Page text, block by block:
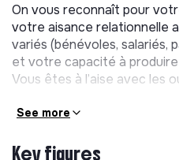
Vous contribuez à la bonne
(plannings, comptes
bénévoles), participez à la
financement.
thématiques LGBTQIA+
On vous reconnaît pour
votre aisance relationnelle
variés (bénévoles, salariés,
et votre capacité à
Vous êtes à l’aise avec les
See more
Key figures